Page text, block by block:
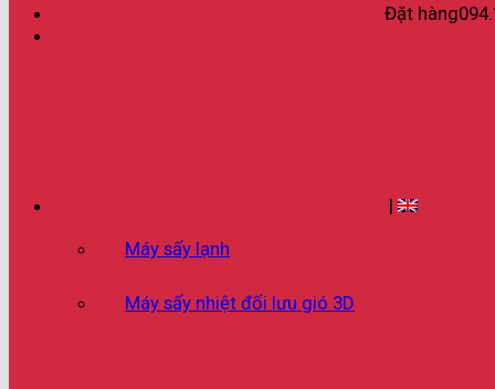
Đặt hàng
|
Máy sấy lạnh
Máy sấy nhiệt đối lưu gió 3D